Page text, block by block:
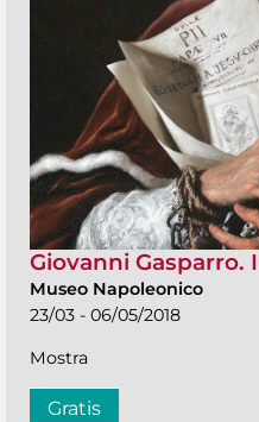
Giovanni Gasparro.
Museo Napoleonico
23/03 - 06/05/2018
Mostra
Gratis